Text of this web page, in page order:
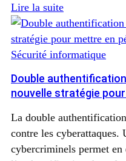
Lire la suite
Sécurité informatique
Double
nouvelle stratégie
La double
contre les
cybercriminels permet en